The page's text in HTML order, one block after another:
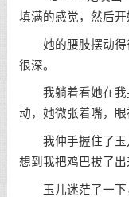
填满的感觉，然后开
她的腰肢摆动得
很深。
我躺着看她在我
动，她微张着嘴，眼
我伸手握住了玉
想到我把鸡巴拔了出
玉儿迷茫了一下